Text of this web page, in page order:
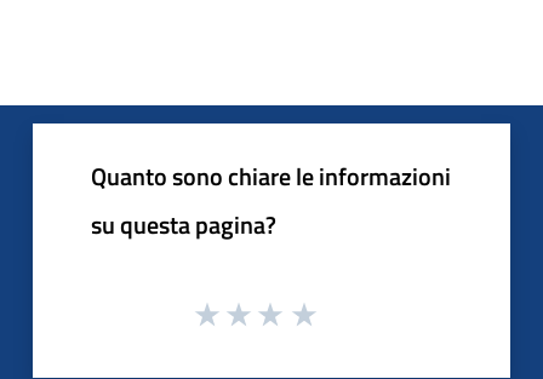
Quanto sono chiare le informazioni
su questa pagina?